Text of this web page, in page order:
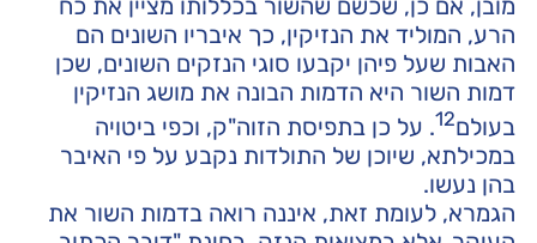
מובן, אם כן, שכשם שהשור בכללותו מציין את כח
הרע, המוליד את הנזיקין, כך איבריו השונים הם
האבות שעל פיהן יקבעו סוגי הנזקים השונים, שכן
דמות השור היא הדמות הבונה את מושג הנזיקין
בעולם12. על כן בתפיסת הזוה"ק, וכפי ביטויה
במכילתא, שיוכן של התולדות נקבע על פי האיבר
בהן נעשו.
הגמרא, לעומת זאת, איננה רואה בדמות השור את